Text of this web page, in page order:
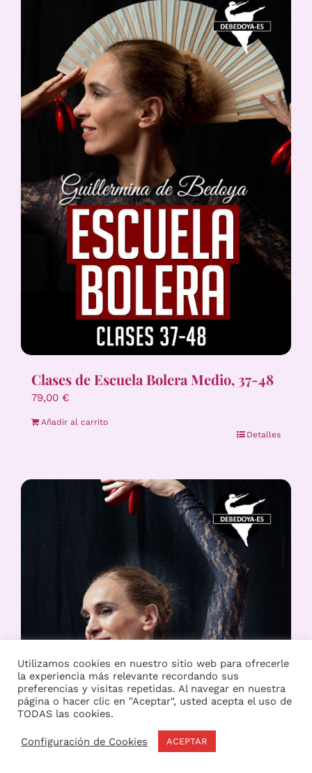
Clases de Escuela Bolera Medio, 37-48
79,00 €
Añadir al carrito
Detalles
Utilizamos cookies en nuestro sitio web para ofrecerle
la experiencia más relevante recordando sus
preferencias y visitas repetidas. Al navegar en nuestra
página o hacer clic en "Aceptar", usted acepta el uso de
TODAS las cookies.
Configuración de Cookies ACEPTAR